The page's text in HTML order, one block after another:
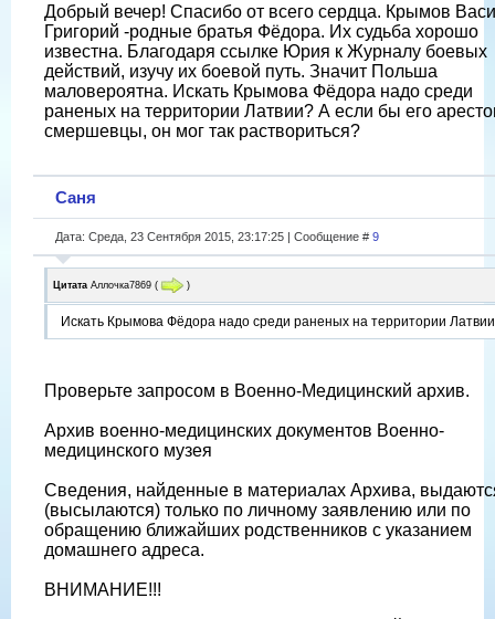
Добрый вечер! Спасибо от всего сердца. Крымов
Григорий -родные братья Фёдора. Их судьба хорошо
известна. Благодаря ссылке Юрия к Журналу боевых
действий, изучу их боевой путь. Значит Польша
маловероятна. Искать Крымова Фёдора надо среди
раненых на территории Латвии? А если бы его
смершевцы, он мог так раствориться?
Саня
Дата: Среда, 23 Сентября 2015, 23:17:25 | Сообщение # 9
Цитата Аллочка7869 ( )
Искать Крымова Фёдора надо среди раненых на территории
Проверьте запросом в Военно-Медицинский архив.
Архив военно-медицинских документов Военно-
медицинского музея
Сведения, найденные в материалах Архива,
(высылаются) только по личному заявлению или по
обращению ближайших родственников с указанием
домашнего адреса.
ВНИМАНИЕ!!!